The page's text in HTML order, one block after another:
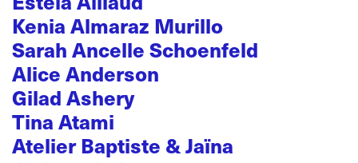
Kenia Almaraz Murillo
Sarah Ancelle Schoenfeld
Alice Anderson
Gilad Ashery
Tina Atami
Atelier Baptiste & Jaïna